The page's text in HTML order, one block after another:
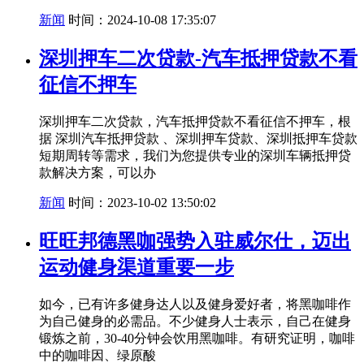
新闻 时间：2024-10-08 17:35:07
深圳押车二次贷款-汽车抵押贷款不看
征信不押车
深圳押车二次贷款，汽车抵押贷款不看征信不押车，根
据 深圳汽车抵押贷款 、深圳押车贷款、深圳抵押车贷款
短期周转等需求，我们为您提供专业的深圳车辆抵押贷
款解决方案，可以办
新闻 时间：2023-10-02 13:50:02
旺旺邦德黑咖强势入驻威尔仕，迈出
运动健身渠道重要一步
如今，已有许多健身达人以及健身爱好者，将黑咖啡作
为自己健身的必需品。不少健身人士表示，自己在健身
锻炼之前，30-40分钟会饮用黑咖啡。有研究证明，咖啡
中的咖啡因、绿原酸